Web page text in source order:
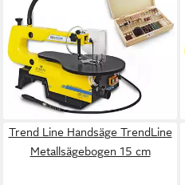
1600V_SET2, 1-St., inkl. 10
Stiftsägeblätter, 103-tlg.
Werkzeugset, Pendelhubsäge
175,00 € UVP278,90 €
-37%
lieferbar - in 2-3 Werktagen bei dir
Trend Line Handsäge TrendLine
Metallsägebogen 15 cm